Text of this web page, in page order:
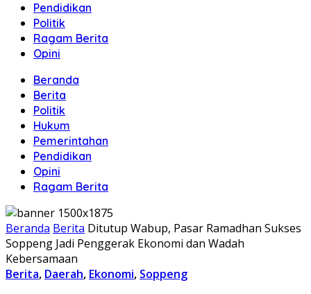
Pendidikan
Politik
Ragam Berita
Opini
Beranda
Berita
Politik
Hukum
Pemerintahan
Pendidikan
Opini
Ragam Berita
Beranda Berita Ditutup Wabup, Pasar Ramadhan Sukses
Soppeng Jadi Penggerak Ekonomi dan Wadah
Kebersamaan
Berita, Daerah, Ekonomi, Soppeng